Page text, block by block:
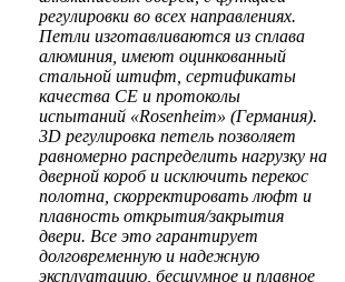
регулировки во всех направлениях.
Петли изготавливаются из сплава
алюминия, имеют оцинкованный
стальной штифт, сертификаты
качества СЕ и протоколы
испытаний «Rosenheim» (Германия).
3D регулировка петель позволяет
равномерно распределить нагрузку на
дверной короб и исключить перекос
полотна, скорректировать люфт и
плавность открытия/закрытия
двери. Все это гарантирует
долговременную и надежную
эксплуатацию, бесшумное и плавное